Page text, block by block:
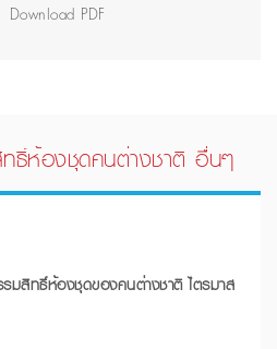
Download PDF
ธิ์ห้องชุดคนต่างชาติ อื่นๆ
มสิทธิ์ห้องชุดของคนต่างชาติ ไตรมาส